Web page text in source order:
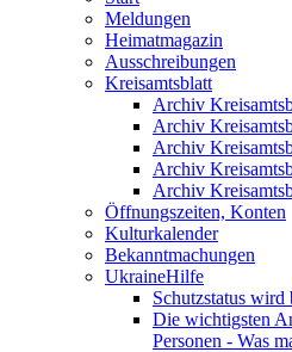
Meldungen
Heimatmagazin
Ausschreibungen
Kreisamtsblatt
Archiv
Archiv
Archiv
Archiv
Archiv
Öffnungszeiten, Konten
Kulturkalender
Bekanntmachungen
UkraineHilfe
Schutzstatus
Die wichtigsten
Personen - Was